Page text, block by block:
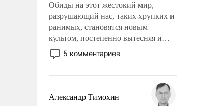
Обиды на этот жестокий мир,
разрушающий нас, таких хрупких и
ранимых, становятся новым
культом, постепенно вытесняя и
отменяя традиционное требование к
человеку – быть мужественным и
на себя ответственность, помогать
слабым, идти вперед и
5 комментариев
Александр Тимохин